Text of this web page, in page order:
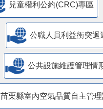
兒童權利公約(CRC)專區
公職人員利益衝突迴
公共設施維護管理情
苗栗縣室內空氣品質自主管